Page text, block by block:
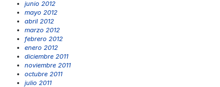
junio 2012
mayo 2012
abril 2012
marzo 2012
febrero 2012
enero 2012
diciembre 2011
noviembre 2011
octubre 2011
julio 2011